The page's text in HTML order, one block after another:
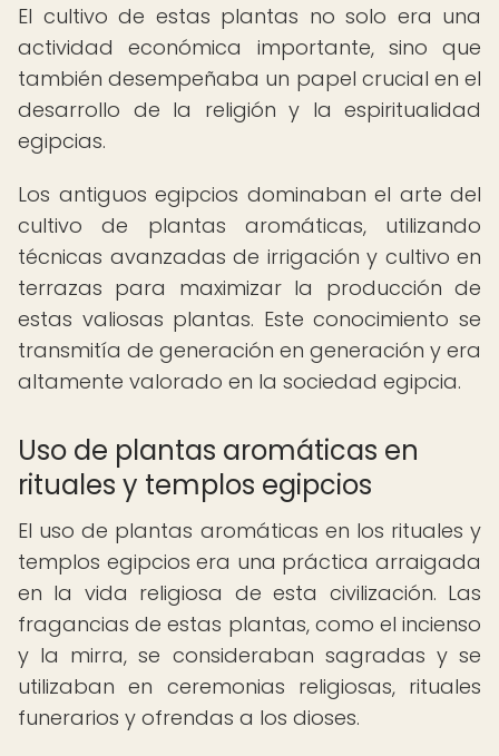
El cultivo de estas plantas no solo era una
actividad económica importante, sino que
también desempeñaba un papel crucial en el
desarrollo de la religión y la espiritualidad
egipcias.
Los antiguos egipcios dominaban el arte del
cultivo de plantas aromáticas, utilizando
técnicas avanzadas de irrigación y cultivo en
terrazas para maximizar la producción de
estas valiosas plantas. Este conocimiento se
transmitía de generación en generación y era
altamente valorado en la sociedad egipcia.
Uso de plantas aromáticas en
rituales y templos egipcios
El uso de plantas aromáticas en los rituales y
templos egipcios era una práctica arraigada
en la vida religiosa de esta civilización. Las
fragancias de estas plantas, como el incienso
y la mirra, se consideraban sagradas y se
utilizaban en ceremonias religiosas, rituales
funerarios y ofrendas a los dioses.